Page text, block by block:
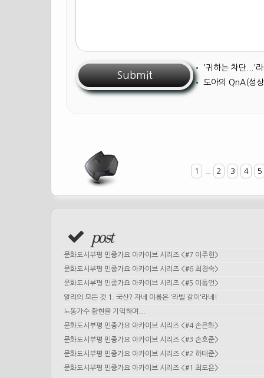
• '귀하는 차단...'
• 도아의 QnA(성
1 2 3 4 5
post
문화도시부평 민중가요 아카이브 시리즈 <#7 이주헌>
문화도시부평 민중가요 아카이브 시리즈 <#6 최경숙>
문화도시부평 민중가요 아카이브 시리즈 <#5 이동언>
알리의 모든 것 1. 국산? 자네 이름은 '라벨 갈이'라네!
노동가수 황현을 기억하며...
문화도시부평 민중가요 아카이브 시리즈 <#4 손은화>
문화도시부평 민중가요 아카이브 시리즈 <#3 손호준>
문화도시부평 민중가요 아카이브 시리즈 <#2 하태준>
문화도시부평 민중가요 아카이브 시리즈 <#1 최도은>